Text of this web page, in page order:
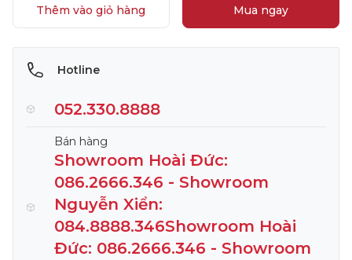
Thêm vào giỏ hàng Mua ngay
Hotline
052.330.8888
Bán hàng
Showroom Hoài Đức:
086.2666.346 - Showroom
Nguyễn Xiển:
084.8888.346Showroom Hoài
Đức: 086.2666.346 - Showroom